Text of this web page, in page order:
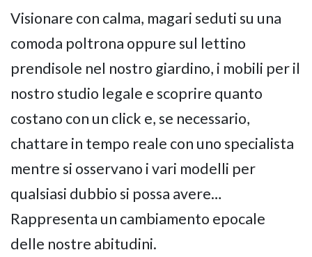
Visionare con calma, magari seduti su una
comoda poltrona oppure sul lettino
prendisole nel nostro giardino, i mobili per il
nostro studio legale e scoprire quanto
costano con un click e, se necessario,
chattare in tempo reale con uno specialista
mentre si osservano i vari modelli per
qualsiasi dubbio si possa avere…
Rappresenta un cambiamento epocale
delle nostre abitudini.